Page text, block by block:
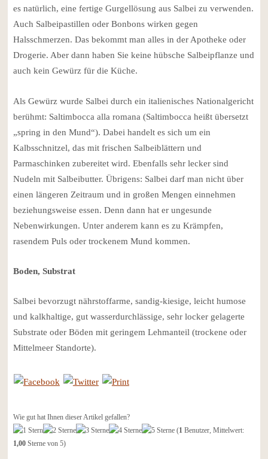
es natürlich, eine fertige Gurgellösung aus Salbei zu verwenden.
Auch Salbeipastillen oder Bonbons wirken gegen
Halsschmerzen. Das bekommt man alles in der Apotheke oder
Drogerie. Aber dann haben Sie keine hübsche Salbeipflanze und
auch kein Gewürz für die Küche.
Als Gewürz wurde Salbei durch ein italienisches Nationalgericht
berühmt: Saltimbocca alla romana (Saltimbocca heißt übersetzt
„spring in den Mund“). Dabei handelt es sich um ein
Kalbsschnitzel, das mit frischen Salbeiblättern und
Parmaschinken zubereitet wird. Ebenfalls sehr lecker sind
Nudeln mit Salbeibutter. Übrigens: Salbei darf man nicht über
einen längeren Zeitraum und in großen Mengen einnehmen
beziehungsweise essen. Denn dann hat er ungesunde
Nebenwirkungen. Unter anderem kann es zu Krämpfen,
rasendem Puls oder trockenem Mund kommen.
Boden, Substrat
Salbei bevorzugt nährstoffarme, sandig-kiesige, leicht humose
und kalkhaltige, gut wasserdurchlässige, sehr locker gelagerte
Substrate oder Böden mit geringem Lehmanteil (trockene oder
Mittelmeer Standorte).
Wie gut hat Ihnen dieser Artikel gefallen?
(1 Benutzer, Mittelwert:
1,00Sterne von 5)